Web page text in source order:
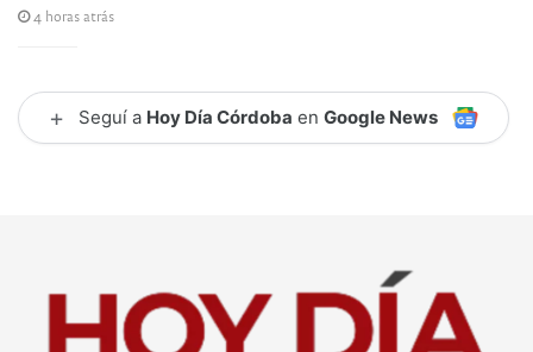
4 horas atrás
+ Seguí a Hoy Día Córdoba en Google News